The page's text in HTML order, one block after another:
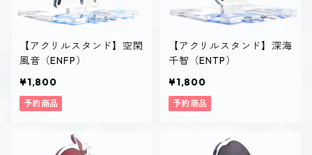
【アクリルスタンド】空閑
風音（ENFP）
¥1,800
予約商品
【アクリルスタンド】深海
千智（ENTP）
¥1,800
予約商品